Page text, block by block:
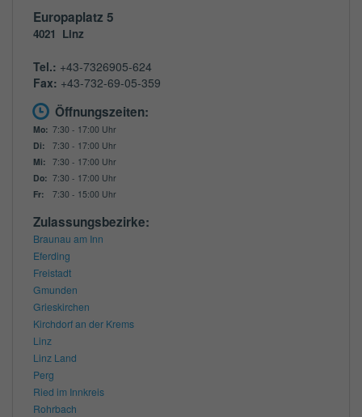
Europaplatz 5
4021 Linz
Tel.: +43-7326905-624
Fax: +43-732-69-05-359
Öffnungszeiten:
Mo: 7:30 - 17:00 Uhr
Di:
7:30 - 17:00 Uhr
Mi: 7:30 - 17:00 Uhr
Do: 7:30 - 17:00 Uhr
Fr:
7:30 - 15:00 Uhr
Zulassungsbezirke:
Braunau am Inn
Eferding
Freistadt
Gmunden
Grieskirchen
Kirchdorf an der Krems
Linz
Linz Land
Perg
Ried im Innkreis
Rohrbach